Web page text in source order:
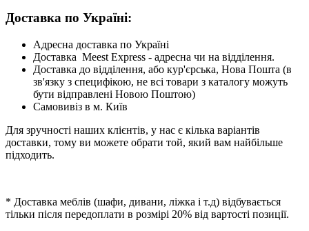
Доставка по Україні:
Адресна доставка по Україні
Доставка Meest Express - адресна чи на відділення.
Доставка до відділення, або кур'єрська, Нова Пошта (в
зв'язку з специфікою, не всі товари з каталогу можуть
бути відправлені Новою Поштою)
Самовивіз в м. Київ
Для зручності наших клієнтів, у нас є кілька варіантів
доставки, тому ви можете обрати той, який вам найбільше
підходить.
* Доставка меблів (шафи, дивани, ліжка і т.д) відбувається
тільки після передоплати в розмірі 20% від вартості позиції.